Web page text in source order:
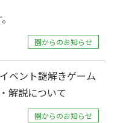
園からのお知らせ
ベント謎解きゲーム
解説について
園からのお知らせ